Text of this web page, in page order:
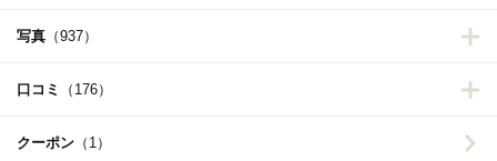
写真 （937）
口コミ （176）
クーポン （1）